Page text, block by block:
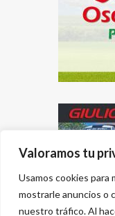
Valoramos tu
Usamos cookies para
mostrarle anuncios o
nuestro tráfico. Al